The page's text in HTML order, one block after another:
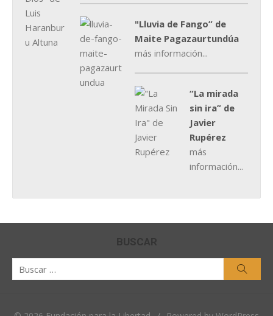
"Lluvia de Fango” de
Maite Pagazaurtundúa
más información...
“La mirada
sin ira” de
Javier
Rupérez
más
información...
BUSCAR